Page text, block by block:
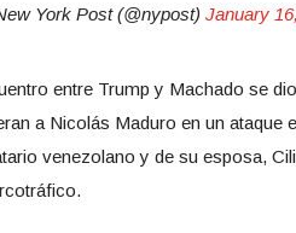
York Post (@nypost) January
entre Trump y Machado se
a Nicolás Maduro en un ataque
venezolano y de su esposa,